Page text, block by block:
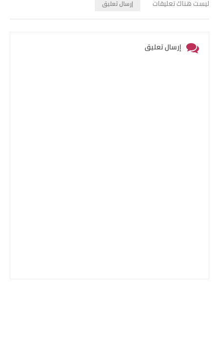
ليست هناك تعليقات إرسال تعليق
إرسال تعليق